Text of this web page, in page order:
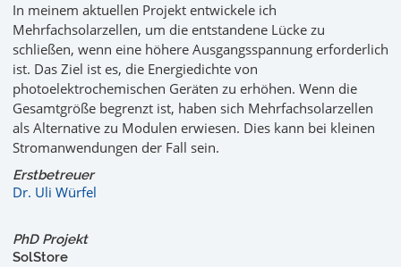
In meinem aktuellen Projekt entwickele ich
Mehrfachsolarzellen, um die entstandene Lücke zu
schließen, wenn eine höhere Ausgangsspannung erforderlich
ist. Das Ziel ist es, die Energiedichte von
photoelektrochemischen Geräten zu erhöhen. Wenn die
Gesamtgröße begrenzt ist, haben sich Mehrfachsolarzellen
als Alternative zu Modulen erwiesen. Dies kann bei kleinen
Stromanwendungen der Fall sein.
Erstbetreuer
Dr. Uli Würfel
PhD Projekt
SolStore